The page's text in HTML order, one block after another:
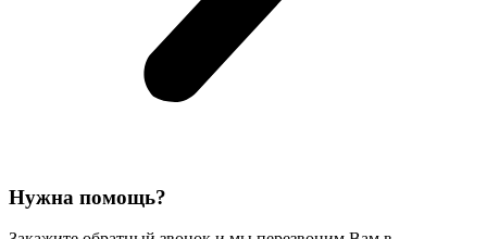
Нужна помощь?